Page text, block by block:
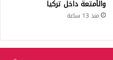
والأمتعة داخل تركيا
منذ 13 ساعة